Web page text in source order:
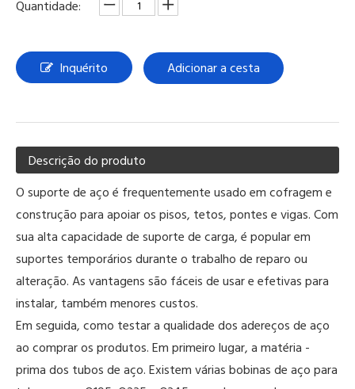
Quantidade:
Inquérito Adicionar a cesta
Descrição do produto
O suporte de aço é frequentemente usado em cofragem e
construção para apoiar os pisos, tetos, pontes e vigas. Com
sua alta capacidade de suporte de carga, é popular em
suportes temporários durante o trabalho de reparo ou
alteração. As vantagens são fáceis de usar e efetivas para
instalar, também menores custos.
Em seguida, como testar a qualidade dos adereços de aço
ao comprar os produtos. Em primeiro lugar, a matéria -
prima dos tubos de aço. Existem várias bobinas de aço para